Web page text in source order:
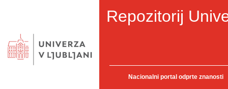
Repozitorij
Nacionalni portal odprte znanosti